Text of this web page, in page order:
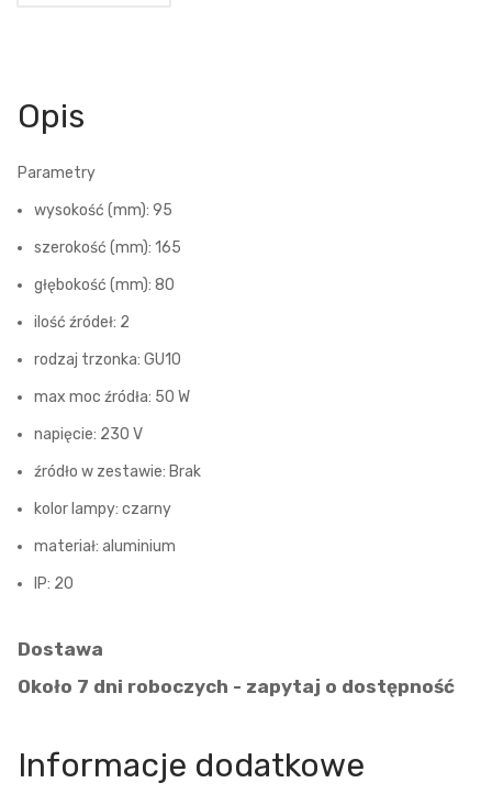
Opis
Parametry
wysokość (mm): 95
szerokość (mm): 165
głębokość (mm): 80
ilość źródeł: 2
rodzaj trzonka: GU10
max moc źródła: 50 W
napięcie: 230 V
źródło w zestawie: Brak
kolor lampy: czarny
materiał: aluminium
IP: 20
Dostawa
Około 7 dni roboczych - zapytaj o dostępność
Informacje dodatkowe